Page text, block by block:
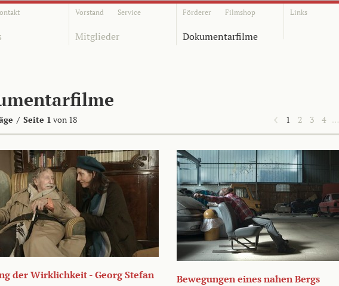
Vorstand Service Förderer Filmshop Links
Mitglieder Dokumentarfilme
/ Seite 1 von 18 1 2 3 4 …
der Wirklichkeit - Georg Stefan
Bewegungen eines nahen Bergs